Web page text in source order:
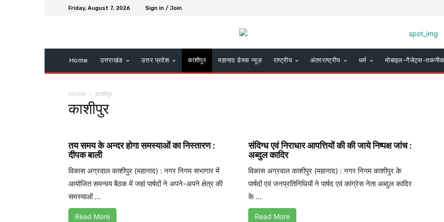
Friday, August 7, 2026 Sign in / Join
Home उत्तराखंड उत्तर प्रदेश काशीपुर महानाद डेस्क न्यूज़ राष्ट्रीय अंतरराष्ट्रीय धर्म मोबाइल-गैजेट्स-तकनीक
Home काशीपुर
काशीपुर
तय समय के अन्दर होगा समस्याओं का निस्तारण :
दीपक बाली
विकास अग्रवाल काशीपुर (महानाद) : नगर निगम सभागार में
आयोजित समन्वय बैठक में जहां पार्षदों ने अपने-अपने क्षेत्र की
समस्याओं ...
Read More
संदिग्ध एवं निराधार आपत्तियों की की जाये निष्पक्ष जांच :
अब्दुल कादिर
विकास अग्रवाल काशीपुर (महानाद) : नगर निगम काशीपुर के
पार्षदों एवं जनप्रतिनिधियों ने पार्षद एवं कांग्रेस नेता अब्दुल कादिर
के ...
Read More